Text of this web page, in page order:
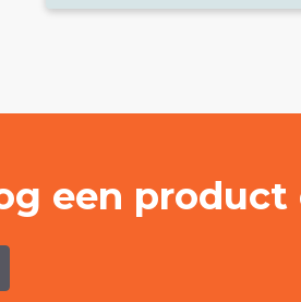
een product